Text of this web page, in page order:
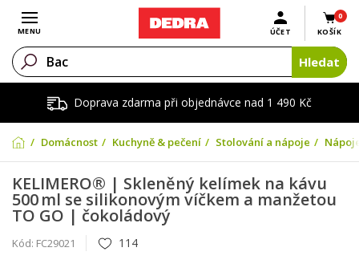
Doprava zdarma při objednávce nad 1 490 Kč
Otevřít menu
MENU
0
KOŠÍK
ÚČET
Hledat
Domácnost Kuchyně & pečení Stolování a nápoje
KELIMERO® | Skleněný kelímek na kávu
500 ml se silikonovým víčkem a manžetou
TO GO | čokoládový
Kód: FC29021 114